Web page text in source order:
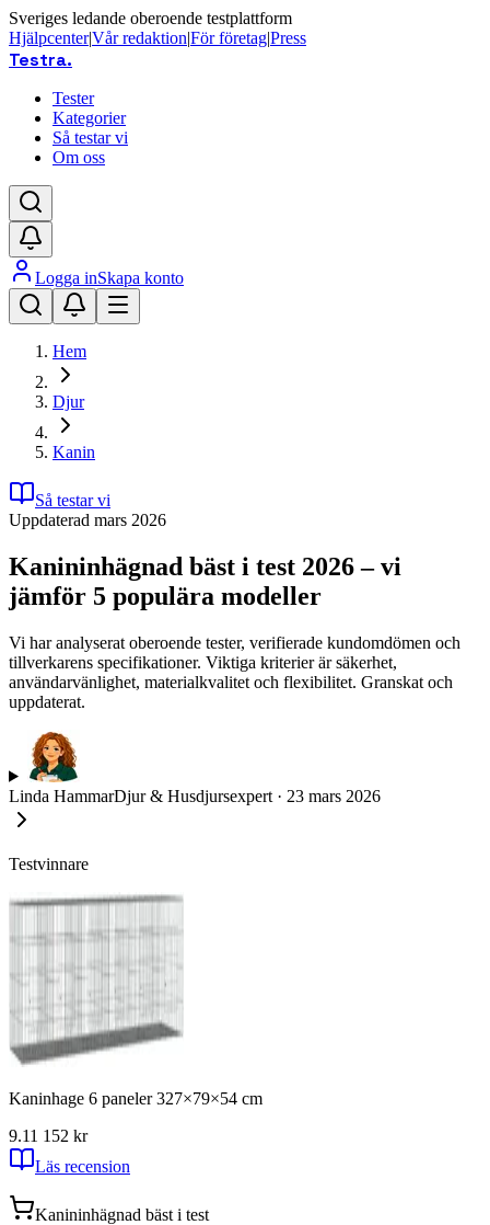
Sveriges ledande oberoende testplattform
Hjälpcenter|Vår redaktion|För företag|Press
Testra.
Tester
Kategorier
Så testar vi
Om oss
Logga inSkapa konto
Hem
Djur
Kanin
Så testar vi
Uppdaterad mars 2026
Kanininhägnad bäst i test 2026 – vi
jämför 5 populära modeller
Vi har analyserat oberoende tester, verifierade kundomdömen och
tillverkarens specifikationer. Viktiga kriterier är säkerhet,
användarvänlighet, materialkvalitet och flexibilitet. Granskat och
uppdaterat.
Linda HammarDjur & Husdjursexpert · 23 mars 2026
Testvinnare
Kaninhage 6 paneler 327×79×54 cm
9.11 152 kr
Läs recension
Kanininhägnad bäst i test